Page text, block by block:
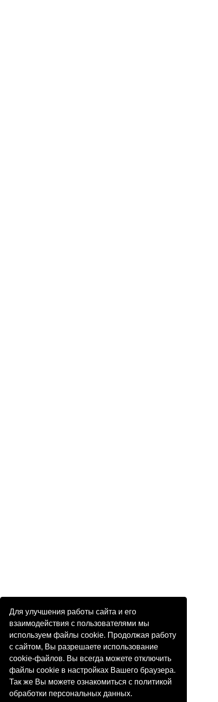
Для улучшения работы сайта и его
взаимодействия с пользователями мы
используем файлы cookie. Продолжая работу
с сайтом, Вы разрешаете использование
cookie-файлов. Вы всегда можете отключить
файлы cookie в настройках Вашего браузера.
Так же Вы можете ознакомиться с политикой
обработки персональных данных.